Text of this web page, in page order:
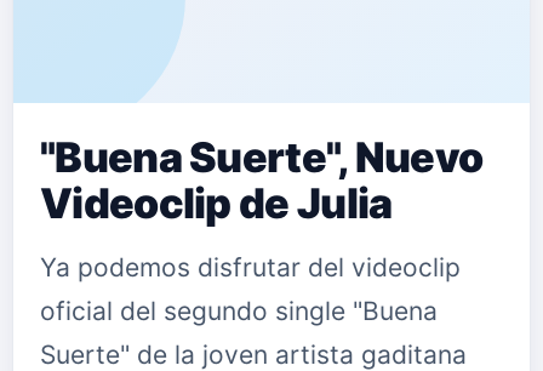
"Buena Suerte", Nuevo
Videoclip de Julia
Ya podemos disfrutar del videoclip
oficial del segundo single "Buena
Suerte" de la joven artista gaditana